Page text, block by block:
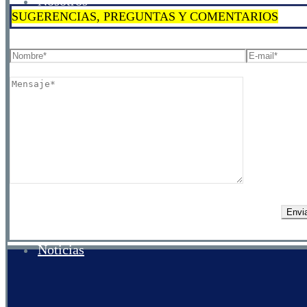
Turismo
Noticias
SUGERENCIAS, PREGUNTAS Y COMENTARIOS